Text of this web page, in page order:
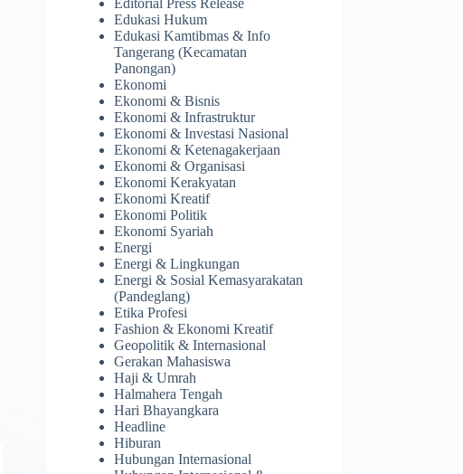
Editorial Press Release
Edukasi Hukum
Edukasi Kamtibmas & Info
Tangerang (Kecamatan
Panongan)
Ekonomi
Ekonomi & Bisnis
Ekonomi & Infrastruktur
Ekonomi & Investasi Nasional
Ekonomi & Ketenagakerjaan
Ekonomi & Organisasi
Ekonomi Kerakyatan
Ekonomi Kreatif
Ekonomi Politik
Ekonomi Syariah
Energi
Energi & Lingkungan
Energi & Sosial Kemasyarakatan
(Pandeglang)
Etika Profesi
Fashion & Ekonomi Kreatif
Geopolitik & Internasional
Gerakan Mahasiswa
Haji & Umrah
Halmahera Tengah
Hari Bhayangkara
Headline
Hiburan
Hubungan Internasional